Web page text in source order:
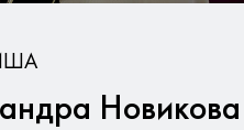
данных
Новикова